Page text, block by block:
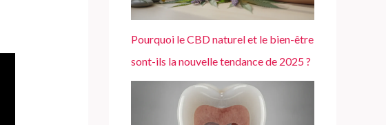
Pourquoi le CBD naturel et le bien-être
sont-ils la nouvelle tendance de 2025 ?